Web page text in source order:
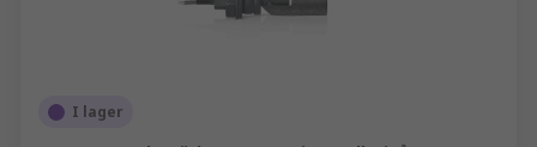
I lager